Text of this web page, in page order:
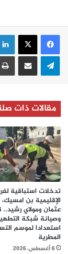
تيلقرام مشاركة عبر البريد
مقالات ذات
تدخلات استباقية
الإقليمية بن
عثمان ومولاي
وصيانة شبكة
استعدادا لموسم
المطرية
6 أغسطس، 2026